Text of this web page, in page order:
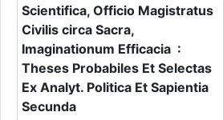
Scientifica, Officio Magistratus
Civilis circa Sacra,
Imaginationum Efficacia :
Theses Probabiles Et Selectas
Ex Analyt. Politica Et Sapientia
Secunda